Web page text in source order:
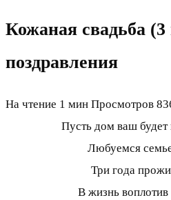
Кожаная свадьба (3
поздравления
На чтение 1 мин Просмотров
Пусть дом ваш
Любуемся
Три года
В жизнь